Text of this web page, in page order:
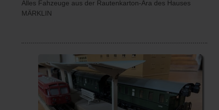
Alles Fahzeuge aus der Rautenkarton-Ära des Hauses
MÄRKLIN